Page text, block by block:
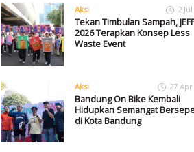
Aksi 2
Tekan Timbulan Sampah, JEFF
2026 Terapkan Konsep Less
Waste Event
Aksi 27
Bandung On Bike Kembali
Hidupkan Semangat
di Kota Bandung